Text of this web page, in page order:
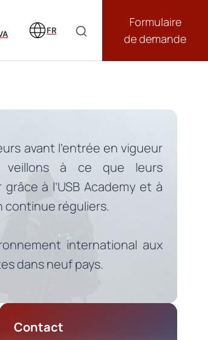
FR
Formulaire
de demande
avant l’entrée en vigueur
veillons à ce que leurs
à l’USB Academy et à
continue réguliers.
international aux
dans neuf pays.
Contact